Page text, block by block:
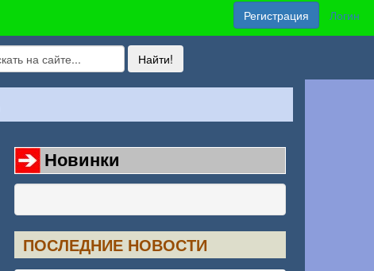
Регистрация Логин
Новинки
ПОСЛЕДНИЕ НОВОСТИ